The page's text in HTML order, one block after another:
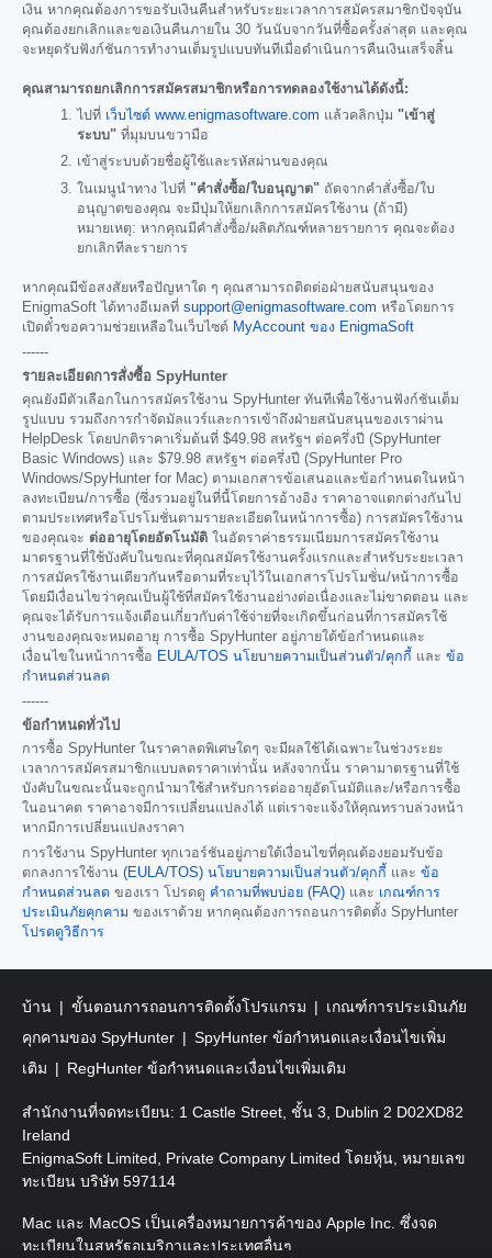
เงิน หากคุณต้องการขอรับเงินคืนสำหรับระยะเวลาการสมัครสมาชิกปัจจุบัน
คุณต้องยกเลิกและขอเงินคืนภายใน 30 วันนับจากวันที่ซื้อครั้งล่าสุด และคุณ
จะหยุดรับฟังก์ชันการทำงานเต็มรูปแบบทันทีเมื่อดำเนินการคืนเงินเสร็จสิ้น
คุณสามารถยกเลิกการสมัครสมาชิกหรือการทดลองใช้งานได้ดังนี้:
ไปที่ เว็บไซต์ www.enigmasoftware.com แล้วคลิกปุ่ม "เข้าสู่
ระบบ" ที่มุมบนขวามือ
เข้าสู่ระบบด้วยชื่อผู้ใช้และรหัสผ่านของคุณ
ในเมนูนำทาง ไปที่ "คำสั่งซื้อ/ใบอนุญาต" ถัดจากคำสั่งซื้อ/ใบ
อนุญาตของคุณ จะมีปุ่มให้ยกเลิกการสมัครใช้งาน (ถ้ามี)
หมายเหตุ: หากคุณมีคำสั่งซื้อ/ผลิตภัณฑ์หลายรายการ คุณจะต้อง
ยกเลิกทีละรายการ
หากคุณมีข้อสงสัยหรือปัญหาใด ๆ คุณสามารถติดต่อฝ่ายสนับสนุนของ
EnigmaSoft ได้ทางอีเมลที่ support@enigmasoftware.com หรือโดยการ
เปิดตั๋วขอความช่วยเหลือในเว็บไซต์ MyAccount ของ EnigmaSoft
------
รายละเอียดการสั่งซื้อ SpyHunter
คุณยังมีตัวเลือกในการสมัครใช้งาน SpyHunter ทันทีเพื่อใช้งานฟังก์ชันเต็ม
รูปแบบ รวมถึงการกำจัดมัลแวร์และการเข้าถึงฝ่ายสนับสนุนของเราผ่าน
HelpDesk โดยปกติราคาเริ่มต้นที่ $49.98 สหรัฐฯ ต่อครึ่งปี (SpyHunter
Basic Windows) และ $79.98 สหรัฐฯ ต่อครึ่งปี (SpyHunter Pro
Windows/SpyHunter for Mac) ตามเอกสารข้อเสนอและข้อกำหนดในหน้า
ลงทะเบียน/การซื้อ (ซึ่งรวมอยู่ในที่นี้โดยการอ้างอิง ราคาอาจแตกต่างกันไป
ตามประเทศหรือโปรโมชั่นตามรายละเอียดในหน้าการซื้อ) การสมัครใช้งาน
ของคุณจะ ต่ออายุโดยอัตโนมัติ ในอัตราค่าธรรมเนียมการสมัครใช้งาน
มาตรฐานที่ใช้บังคับในขณะที่คุณสมัครใช้งานครั้งแรกและสำหรับระยะเวลา
การสมัครใช้งานเดียวกันหรือตามที่ระบุไว้ในเอกสารโปรโมชั่น/หน้าการซื้อ
โดยมีเงื่อนไขว่าคุณเป็นผู้ใช้ที่สมัครใช้งานอย่างต่อเนื่องและไม่ขาดตอน และ
คุณจะได้รับการแจ้งเตือนเกี่ยวกับค่าใช้จ่ายที่จะเกิดขึ้นก่อนที่การสมัครใช้
งานของคุณจะหมดอายุ การซื้อ SpyHunter อยู่ภายใต้ข้อกำหนดและ
เงื่อนไขในหน้าการซื้อ EULA/TOS นโยบายความเป็นส่วนตัว/คุกกี้ และ ข้อ
กำหนดส่วนลด
------
ข้อกำหนดทั่วไป
การซื้อ SpyHunter ในราคาลดพิเศษใดๆ จะมีผลใช้ได้เฉพาะในช่วงระยะ
เวลาการสมัครสมาชิกแบบลดราคาเท่านั้น หลังจากนั้น ราคามาตรฐานที่ใช้
บังคับในขณะนั้นจะถูกนำมาใช้สำหรับการต่ออายุอัตโนมัติและ/หรือการซื้อ
ในอนาคต ราคาอาจมีการเปลี่ยนแปลงได้ แต่เราจะแจ้งให้คุณทราบล่วงหน้า
หากมีการเปลี่ยนแปลงราคา
การใช้งาน SpyHunter ทุกเวอร์ชันอยู่ภายใต้เงื่อนไขที่คุณต้องยอมรับข้อ
ตกลงการใช้งาน (EULA/TOS) นโยบายความเป็นส่วนตัว/คุกกี้ และ ข้อ
กำหนดส่วนลด ของเรา โปรดดู คำถามที่พบบ่อย (FAQ) และ เกณฑ์การ
ประเมินภัยคุกคาม ของเราด้วย หากคุณต้องการถอนการติดตั้ง SpyHunter
โปรดดูวิธีการ
บ้าน ขั้นตอนการถอนการติดตั้งโปรแกรม
เกณฑ์การประเมินภัย
คุกคามของ SpyHunter
SpyHunter ข้อกำหนดและเงื่อนไขเพิ่ม
เติม
RegHunter ข้อกำหนดและเงื่อนไขเพิ่มเติม
สำนักงานที่จดทะเบียน: 1 Castle Street, ชั้น 3, Dublin 2 D02XD82
Ireland
EnigmaSoft Limited, Private Company Limited โดยหุ้น, หมายเลข
ทะเบียน บริษัท 597114
Mac และ MacOS เป็นเครื่องหมายการค้าของ Apple Inc. ซึ่งจด
ทะเบียนในสหรัฐอเมริกาและประเทศอื่นๆ